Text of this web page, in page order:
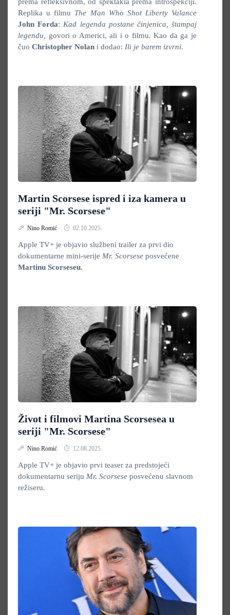
Replika u filmu The Man Who Shot Liberty Valance
John Forda: Kad legenda postane činjenica, štampaj
legendu, govori o Americi, ali i o filmu. Kao da ga je
čuo Christopher Nolan i dodao: Ili je barem izvrni.
Martin Scorsese ispred i iza kamera u
seriji "Mr. Scorsese"
Nino Romić 02.10.2025.
Apple TV+ je objavio službeni trailer za prvi dio
dokumentarne mini-serije Mr. Scorsese posvećene
Martinu Scorseseu.
Život i filmovi Martina Scorsesea u
seriji "Mr. Scorsese"
Nino Romić 12.08.2025.
Apple TV+ je objavio prvi teaser za predstojeći
dokumentarnu seriju Mr. Scorsese posvećenu slavnom
režiseru.